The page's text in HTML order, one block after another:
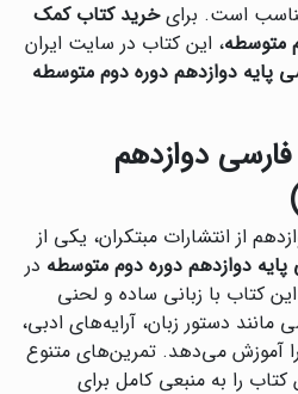
است. برایخرید کتاب کمک
متوسطه، این کتاب در سایت ایران
دوازدهم دوره دوم متوسطه
دوازدهم
از انتشارات مبتکران، یکی از
دوازدهم دوره دوم متوسطه در
کتاب با زبانی ساده و لحنی
دستور زبان، آرایه‌های ادبی،
آموزش می‌دهد. تمرین‌های متنوع
کتاب را به منبعی کامل برای